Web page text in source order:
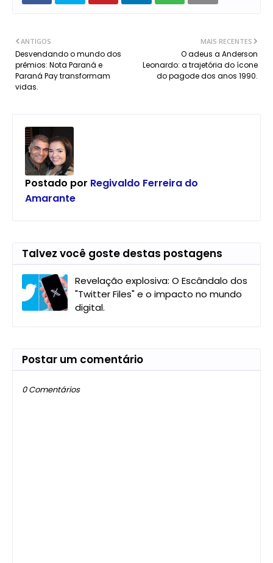
MAIS RECENTES
O adeus a Anderson
Leonardo: a trajetória do ícone
do pagode dos anos 1990.
ANTIGOS
Desvendando o mundo dos
prêmios: Nota Paraná e
Paraná Pay transformam
vidas.
Postado por Regivaldo Ferreira do
Amarante
Talvez você goste destas postagens
Revelação explosiva: O Escândalo dos
"Twitter Files" e o impacto no mundo
digital.
Postar um comentário
0 Comentários